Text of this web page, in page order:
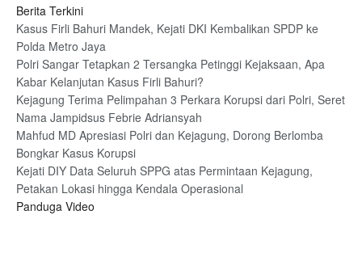
Berita Terkini
Kasus Firli Bahuri Mandek, Kejati DKI Kembalikan SPDP ke
Polda Metro Jaya
Polri Sangar Tetapkan 2 Tersangka Petinggi Kejaksaan, Apa
Kabar Kelanjutan Kasus Firli Bahuri?
Kejagung Terima Pelimpahan 3 Perkara Korupsi dari Polri, Seret
Nama Jampidsus Febrie Adriansyah
Mahfud MD Apresiasi Polri dan Kejagung, Dorong Berlomba
Bongkar Kasus Korupsi
Kejati DIY Data Seluruh SPPG atas Permintaan Kejagung,
Petakan Lokasi hingga Kendala Operasional
Panduga Video